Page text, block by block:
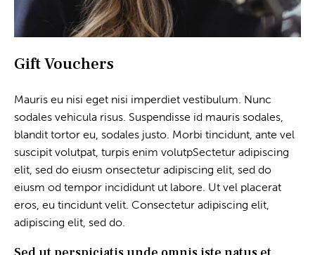
Gift Vouchers
Mauris eu nisi eget nisi imperdiet vestibulum. Nunc
sodales vehicula risus. Suspendisse id mauris sodales,
blandit tortor eu, sodales justo. Morbi tincidunt, ante vel
suscipit volutpat, turpis enim volutpSectetur adipiscing
elit, sed do eiusm onsectetur adipiscing elit, sed do
eiusm od tempor incididunt ut labore. Ut vel placerat
eros, eu tincidunt velit. Consectetur adipiscing elit,
adipiscing elit, sed do.